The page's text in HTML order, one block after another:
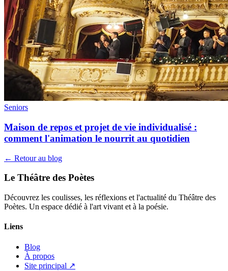
Seniors
Maison de repos et projet de vie individualisé :
comment l'animation le nourrit au quotidien
← Retour au blog
Le Théâtre des Poètes
Découvrez les coulisses, les réflexions et l'actualité du Théâtre des
Poètes. Un espace dédié à l'art vivant et à la poésie.
Liens
Blog
À propos
Site principal ↗